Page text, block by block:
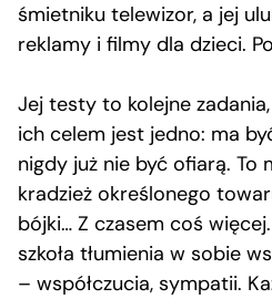
śmietniku telewizor, a jej
reklamy i filmy dla dzieci.
Jej testy to kolejne
ich celem jest jedno: ma
nigdy już nie być ofiarą. To
kradzież określonego
bójki… Z czasem coś
szkoła tłumienia w sobie
– współczucia, sympatii.